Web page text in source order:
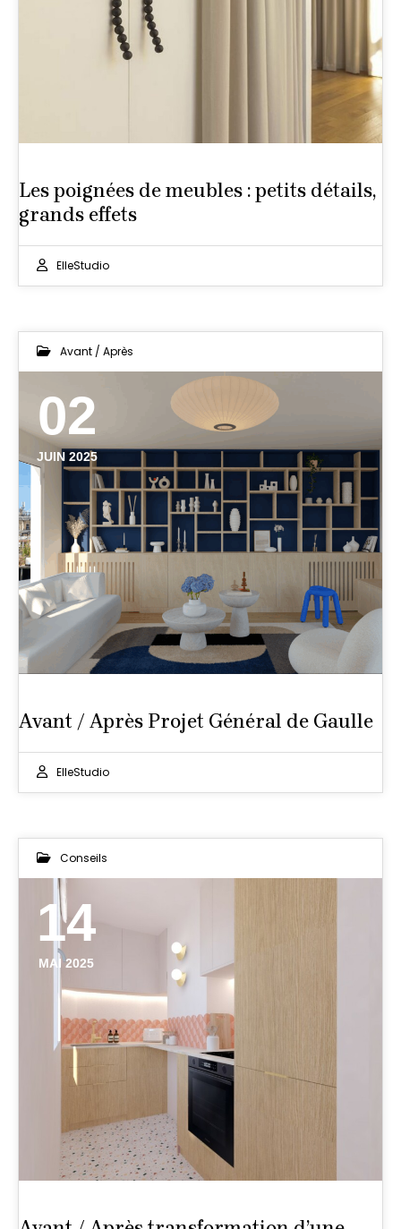
Les poignées de meubles : petits détails,
grands effets
ElleStudio
Avant / Après
02
JUIN 2025
Avant / Après Projet Général de Gaulle
ElleStudio
Conseils
14
MAI 2025